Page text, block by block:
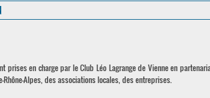
en charge par le Club Léo Lagrange de Vienne en
Alpes, des associations locales, des entreprises.